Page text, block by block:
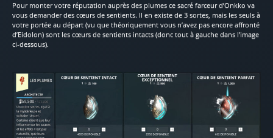
Pour monter votre réputation auprès des plumes ce sacré farceur d’Onkko va
vous demander des cœurs de sentients. Il en existe de 3 sortes, mais les seuls à
votre portée au départ (vu que théoriquement vous n’avez pas encore affronté
d’Eidolon) sont les cœurs de sentients intacts (donc tout à gauche dans l’image
ci-dessous).